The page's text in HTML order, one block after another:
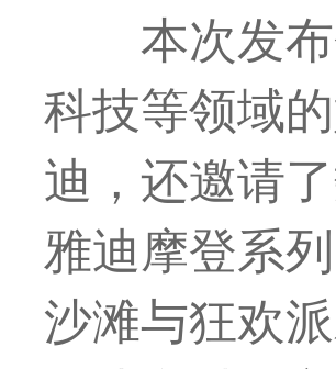
本次发
科技等领域
迪，还邀请
雅迪摩登系
沙滩与狂欢